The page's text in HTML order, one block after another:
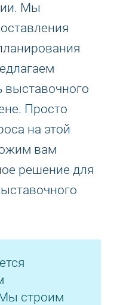
Мы
выставочного
Просто
на этой
вам
решение для
строим